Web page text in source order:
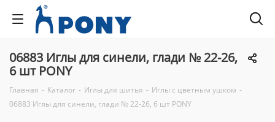
06883 Иглы для синели, глади № 22-26,
6 шт PONY
Главная - Каталог - Иглы для шитья - Иглы с цветным ушком -
06883 Иглы для синели, глади № 22-26, 6 шт PONY